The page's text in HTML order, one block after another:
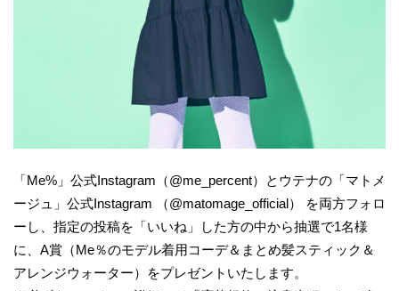
「Me%」公式Instagram（@me_percent）とウテナの「マトメ
ージュ」公式Instagram （@matomage_official） を両方フォロ
ーし、指定の投稿を「いいね」した方の中から抽選で1名様
に、A賞（Me％のモデル着用コーデ＆まとめ髪スティック＆
アレンジウォーター）をプレゼントいたします。